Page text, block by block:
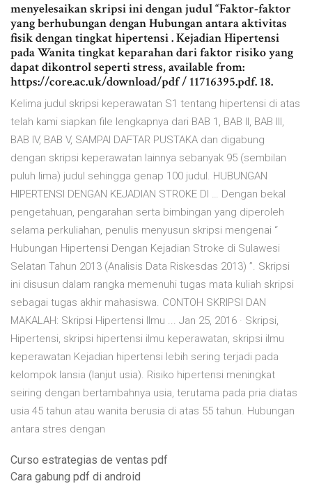
menyelesaikan skripsi ini dengan judul “Faktor-faktor
yang berhubungan dengan Hubungan antara aktivitas
fisik dengan tingkat hipertensi . Kejadian Hipertensi
pada Wanita tingkat keparahan dari faktor risiko yang
dapat dikontrol seperti stress, available from:
https://core.ac.uk/download/pdf / 11716395.pdf. 18.
Kelima judul skripsi keperawatan S1 tentang hipertensi di atas
telah kami siapkan file lengkapnya dari BAB 1, BAB II, BAB III,
BAB IV, BAB V, SAMPAI DAFTAR PUSTAKA dan digabung
dengan skripsi keperawatan lainnya sebanyak 95 (sembilan
puluh lima) judul sehingga genap 100 judul. HUBUNGAN
HIPERTENSI DENGAN KEJADIAN STROKE DI … Dengan bekal
pengetahuan, pengarahan serta bimbingan yang diperoleh
selama perkuliahan, penulis menyusun skripsi mengenai “
Hubungan Hipertensi Dengan Kejadian Stroke di Sulawesi
Selatan Tahun 2013 (Analisis Data Riskesdas 2013) ”. Skripsi
ini disusun dalam rangka memenuhi tugas mata kuliah skripsi
sebagai tugas akhir mahasiswa. CONTOH SKRIPSI DAN
MAKALAH: Skripsi Hipertensi Ilmu ... Jan 25, 2016 · Skripsi,
Hipertensi, skripsi hipertensi ilmu keperawatan, skripsi ilmu
keperawatan Kejadian hipertensi lebih sering terjadi pada
kelompok lansia (lanjut usia). Risiko hipertensi meningkat
seiring dengan bertambahnya usia, terutama pada pria diatas
usia 45 tahun atau wanita berusia di atas 55 tahun. Hubungan
antara stres dengan
Curso estrategias de ventas pdf
Cara gabung pdf di android